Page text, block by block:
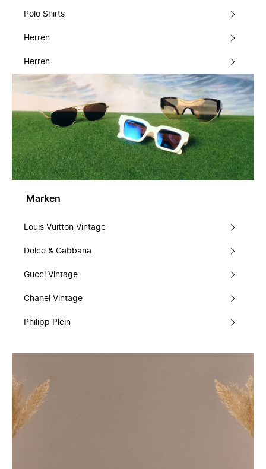
Polo Shirts
Herren
Herren
Marken
Louis Vuitton Vintage
Dolce & Gabbana
Gucci Vintage
Chanel Vintage
Philipp Plein